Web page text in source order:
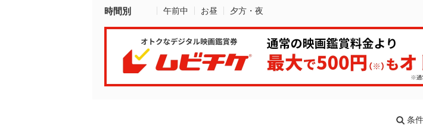
時間別 午前中 お昼 夕方・夜
条